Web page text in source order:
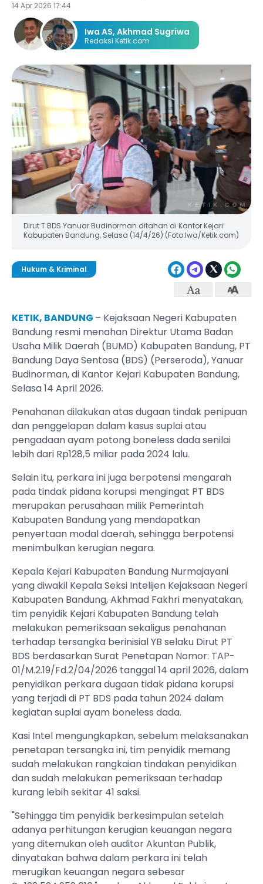
14 Apr 2026 17:44
Iwa AS, Akhmad Sugriwa
Redaksi Ketik.com
Dirut T BDS Yanuar Budinorman ditahan di Kantor Kejari
Kabupaten Bandung, Selasa (14/4/26).(Foto:Iwa/Ketik.com)
Hukum & Kriminal
KETIK, BANDUNG – Kejaksaan Negeri Kabupaten
Bandung resmi menahan Direktur Utama Badan
Usaha Milik Daerah (BUMD) Kabupaten Bandung, PT
Bandung Daya Sentosa (BDS) (Perseroda), Yanuar
Budinorman, di Kantor Kejari Kabupaten Bandung,
Selasa 14 April 2026.
Penahanan dilakukan atas dugaan tindak penipuan
dan penggelapan dalam kasus suplai atau
pengadaan ayam potong boneless dada senilai
lebih dari Rp128,5 miliar pada 2024 lalu.
Selain itu, perkara ini juga berpotensi mengarah
pada tindak pidana korupsi mengingat PT BDS
merupakan perusahaan milik Pemerintah
Kabupaten Bandung yang mendapatkan
penyertaan modal daerah, sehingga berpotensi
menimbulkan kerugian negara.
Kepala Kejari Kabupaten Bandung Nurmajayani
yang diwakil Kepala Seksi Intelijen Kejaksaan Negeri
Kabupaten Bandung, Akhmad Fakhri menyatakan,
tim penyidik Kejari Kabupaten Bandung telah
melakukan pemeriksaan sekaligus penahanan
terhadap tersangka berinisial YB selaku Dirut PT
BDS berdasarkan Surat Penetapan Nomor: TAP-
01/M.2.19/Fd.2/04/2026 tanggal 14 april 2026, dalam
penyidikan perkara dugaan tidak pidana korupsi
yang terjadi di PT BDS pada tahun 2024 dalam
kegiatan suplai ayam boneless dada.
Kasi Intel mengungkapkan, sebelum melaksanakan
penetapan tersangka ini, tim penyidik memang
sudah melakukan rangkaian tindakan penyidikan
dan sudah melakukan pemeriksaan terhadap
kurang lebih sekitar 41 saksi.
"Sehingga tim penyidik berkesimpulan setelah
adanya perhitungan kerugian keuangan negara
yang ditemukan oleh auditor Akuntan Publik,
dinyatakan bahwa dalam perkara ini telah
merugikan keuangan negara sebesar